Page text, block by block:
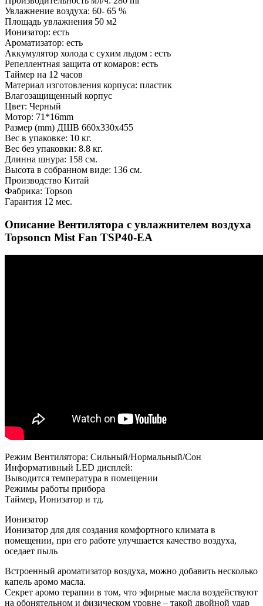
Увлажнение воздуха: 60- 65 %
Площадь увлажнения 50 м2
Ионизатор: есть
Ароматизатор: есть
Аккумулятор холода с сухим льдом : есть
Репеллентная защита от комаров: есть
Таймер на 12 часов
Материал изготовления корпуса: пластик
Влагозащищенный корпус
Цвет: Черный
Мотор: 71*16mm
Размер (mm) ДШВ 660х330х455
Вес в упаковке: 10 кг.
Вес без упаковки: 8.8 кг.
Длинна шнура: 158 см.
Высота в собранном виде: 136 см.
Производство Китай
Фабрика: Topson
Гарантия 12 мес.
Описание Вентилятора с увлажнителем воздуха
Topsoncn Mist Fan TSP40-EA
Режим Вентилятора: Сильный/Нормальный/Сон
Информативный LED дисплей:
Выводится температура в помещении
Режимы работы прибора
Таймер, Ионизатор и тд.
Ионизатор
Ионизатор для для создания комфортного климата в
помещении, при его работе улучшается качество воздуха,
оседает пыль
Встроенный ароматизатор воздуха, можно добавить несколько
капель аромо масла.
Секрет аромо терапии в том, что эфирные масла воздействуют
на обонятельном и физическом уровне – такой двойной удар